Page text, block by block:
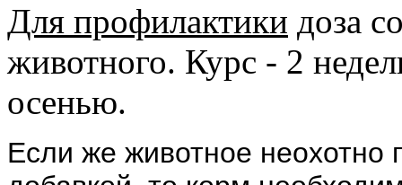
Для профилактики доза
животного. Курс - 2
осенью.
Если же животное неохотно